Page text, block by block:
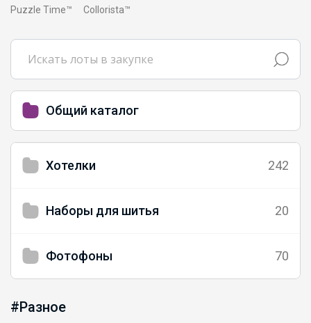
Общий каталог
Хотелки 242
Наборы для шитья 20
Фотофоны 70
#Разное
Puzzle Time™
Collorista™